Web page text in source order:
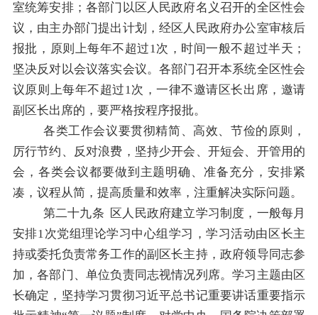
室统筹安排；各部门以 区人民政府名义召开的全区性会
议，由主办部门提出计划，经区人民政府办公室审核后
报批，原则上每年不超过1次，时间一般不超过半天；
坚决反对以会议落实会议。各部门召开本系统全区性会
议原则上每年不超过1次，一律不邀请区长出席，邀请
副区长出席的，要严格按程序报批。
各类工作会议要贯彻精简、高效、节俭的原则，
厉行节约、反对浪费，坚持少开会、开短会、开管用的
会，各类会议都要做到主题明确、准备充分，安排紧
凑，议程从简，提高质量和效率，注重解决实际问题。
第二十九条 区人民政府建立学习制度，一般每月
安排1次党组理论学习中心组学习，学习活动由区长主
持或委托负责常务工作的副区长主持，政府领导同志参
加，各部门、单位负责同志视情况列席。学习主题由区
长确定，坚持学习贯彻习近平总书记重要讲话重要指示